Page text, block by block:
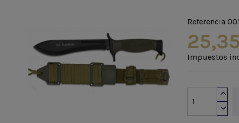
Referencia
Impuestos